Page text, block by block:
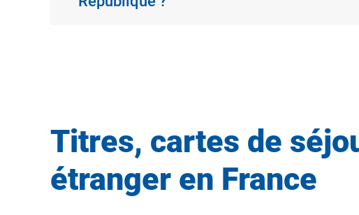
Titres, cartes de
étranger en France